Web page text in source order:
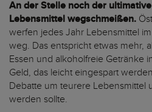
An der Stelle noch der
Lebensmittel wegschmeißen.
werfen jedes Jahr Lebensmittel
weg. Das entspricht etwas mehr,
Essen und alkoholfreie Getränke
Geld, das leicht eingespart
Debatte um teurere Lebensmittel
werden sollte.